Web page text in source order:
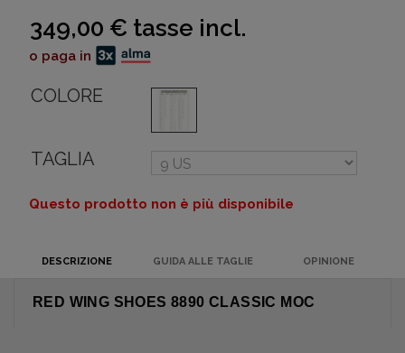
349,00 € tasse incl.
o paga in
COLORE
TAGLIA
Questo prodotto non è più disponibile
DESCRIZIONE GUIDA ALLE TAGLIE OPINIONE
RED WING SHOES 8890 CLASSIC MOC